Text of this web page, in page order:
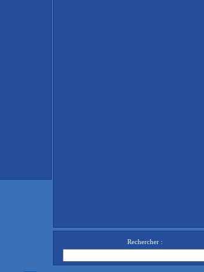
Rechercher :